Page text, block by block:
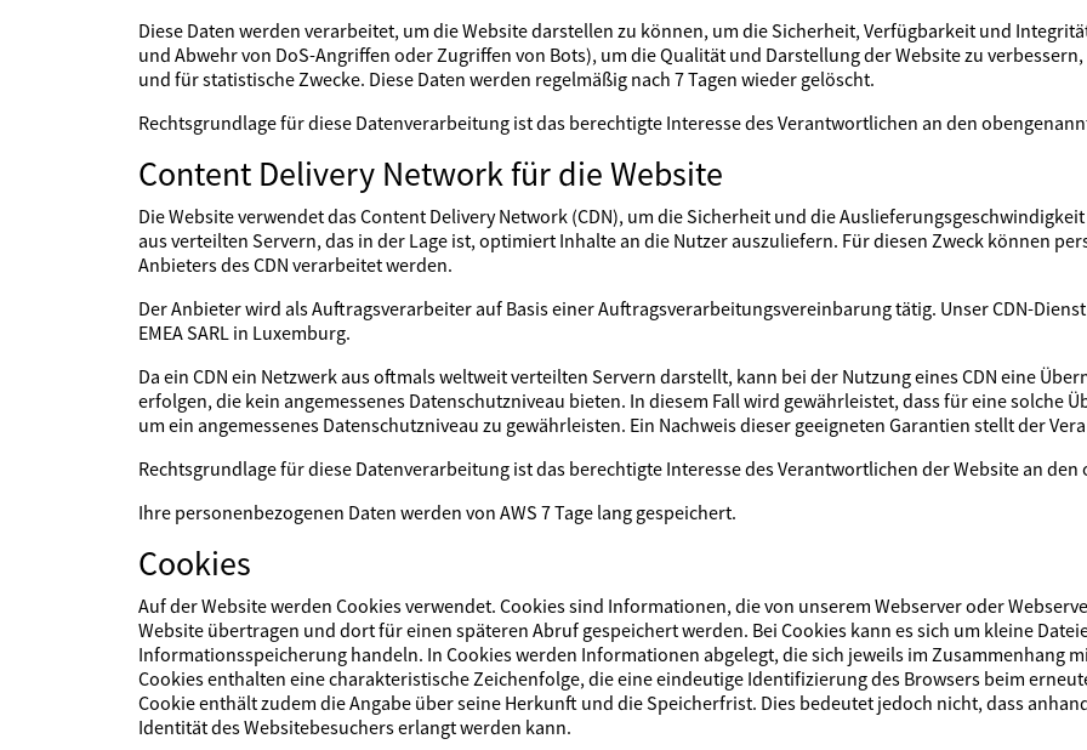
Diese Daten werden verarbeitet, um die Website darstellen zu können, um die Sicherheit, Verfügbarkeit und
und Abwehr von DoS-Angriffen oder Zugriffen von Bots), um die Qualität und Darstellung der Website zu
und für statistische Zwecke. Diese Daten werden regelmäßig nach 7 Tagen wieder gelöscht.
Rechtsgrundlage für diese Datenverarbeitung ist das berechtigte Interesse des Verantwortlichen an den
Content Delivery Network für die Website
Die Website verwendet das Content Delivery Network (CDN), um die Sicherheit und die
aus verteilten Servern, das in der Lage ist, optimiert Inhalte an die Nutzer auszuliefern. Für diesen Zweck können
Anbieters des CDN verarbeitet werden.
Der Anbieter wird als Auftragsverarbeiter auf Basis einer Auftragsverarbeitungsvereinbarung tätig. Unser CDN-
EMEA SARL in Luxemburg.
Da ein CDN ein Netzwerk aus oftmals weltweit verteilten Servern darstellt, kann bei der Nutzung eines CDN eine
erfolgen, die kein angemessenes Datenschutzniveau bieten. In diesem Fall wird gewährleistet, dass für eine solche
um ein angemessenes Datenschutzniveau zu gewährleisten. Ein Nachweis dieser geeigneten Garantien stellt der
Rechtsgrundlage für diese Datenverarbeitung ist das berechtigte Interesse des Verantwortlichen der Website an
Ihre personenbezogenen Daten werden von AWS 7 Tage lang gespeichert.
Cookies
Auf der Website werden Cookies verwendet. Cookies sind Informationen, die von unserem Webserver oder
Website übertragen und dort für einen späteren Abruf gespeichert werden. Bei Cookies kann es sich um kleine
Informationsspeicherung handeln. In Cookies werden Informationen abgelegt, die sich jeweils im Zusammenhang
Cookies enthalten eine charakteristische Zeichenfolge, die eine eindeutige Identifizierung des Browsers beim
Cookie enthält zudem die Angabe über seine Herkunft und die Speicherfrist. Dies bedeutet jedoch nicht, dass
Identität des Websitebesuchers erlangt werden kann.